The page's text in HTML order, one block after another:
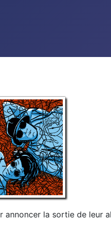
la sortie de leur